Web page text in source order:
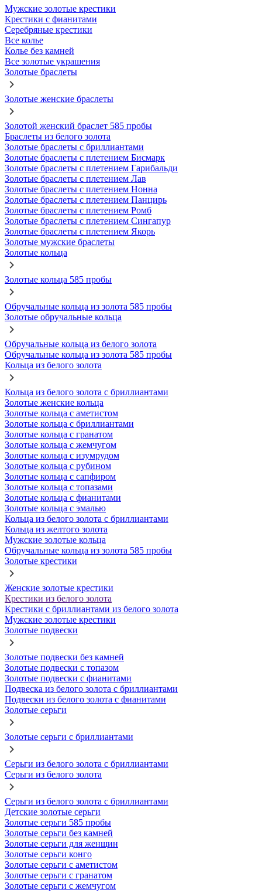
Мужские золотые крестики
Крестики с фианитами
Серебряные крестики
Все колье
Колье без камней
Все золотые украшения
Золотые браслеты
Золотые женские браслеты
Золотой женский браслет 585 пробы
Браслеты из белого золота
Золотые браслеты с бриллиантами
Золотые браслеты с плетением Бисмарк
Золотые браслеты с плетением Гарибальди
Золотые браслеты с плетением Лав
Золотые браслеты с плетением Нонна
Золотые браслеты с плетением Панцирь
Золотые браслеты с плетением Ромб
Золотые браслеты с плетением Сингапур
Золотые браслеты с плетением Якорь
Золотые мужские браслеты
Золотые кольца
Золотые кольца 585 пробы
Обручальные кольца из золота 585 пробы
Золотые обручальные кольца
Обручальные кольца из белого золота
Обручальные кольца из золота 585 пробы
Кольца из белого золота
Кольца из белого золота с бриллиантами
Золотые женские кольца
Золотые кольца с аметистом
Золотые кольца с бриллиантами
Золотые кольца с гранатом
Золотые кольца с жемчугом
Золотые кольца с изумрудом
Золотые кольца с рубином
Золотые кольца с сапфиром
Золотые кольца с топазами
Золотые кольца с фианитами
Золотые кольца с эмалью
Кольца из белого золота с бриллиантами
Кольца из желтого золота
Мужские золотые кольца
Обручальные кольца из золота 585 пробы
Золотые крестики
Женские золотые крестики
Крестики из белого золота
Крестики с бриллиантами из белого золота
Мужские золотые крестики
Золотые подвески
Золотые подвески без камней
Золотые подвески с топазом
Золотые подвески с фианитами
Подвеска из белого золота с бриллиантами
Подвески из белого золота с фианитами
Золотые серьги
Золотые серьги с бриллиантами
Серьги из белого золота с бриллиантами
Серьги из белого золота
Серьги из белого золота с бриллиантами
Детские золотые серьги
Золотые серьги 585 пробы
Золотые серьги без камней
Золотые серьги для женщин
Золотые серьги конго
Золотые серьги с аметистом
Золотые серьги с гранатом
Золотые серьги с жемчугом